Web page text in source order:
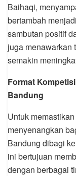
Baihaqi,
bertambah
sambutan positif
juga menawarkan
semakin
Format
Bandung
Untuk
menyenangkan
Bandung dibagi
ini bertujuan
dengan berbagai